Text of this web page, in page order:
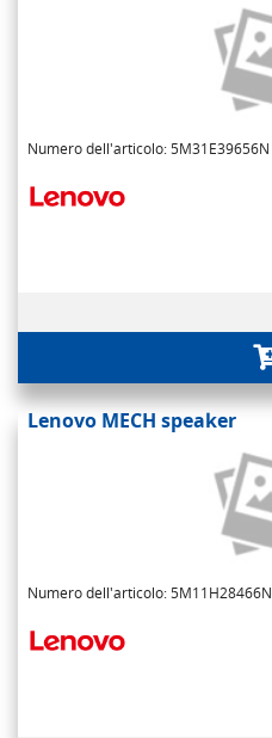
Numero dell'articolo: 5M31E39656N
Lenovo MECH speaker
Numero dell'articolo: 5M11H28466N